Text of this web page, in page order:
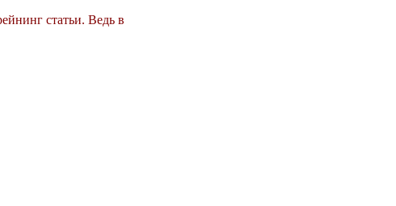
статьи. Ведь в